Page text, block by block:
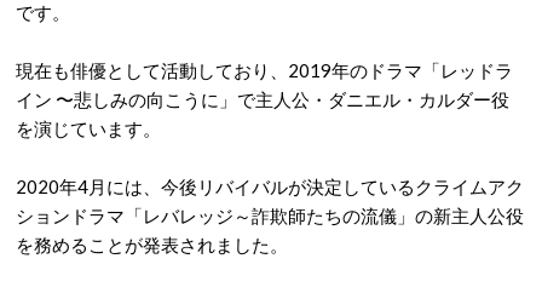
です。
現在も俳優として活動しており、2019年のドラマ「レッドラ
イン 〜悲しみの向こうに」で主人公・ダニエル・カルダー役
を演じています。
2020年4月には、今後リバイバルが決定しているクライムアク
ションドラマ「レバレッジ～詐欺師たちの流儀」の新主人公役
を務めることが発表されました。